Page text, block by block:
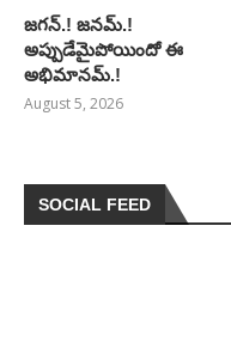
జగన్.! జనమ్.!
అప్పుడేమైపోయిందో ఈ
అభిమానమ్.!
August 5, 2026
SOCIAL FEED